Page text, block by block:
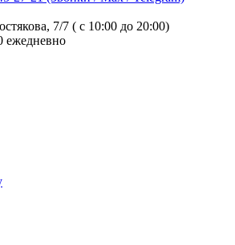
7/7 ( с 10:00 до 20:00)
ежедневно